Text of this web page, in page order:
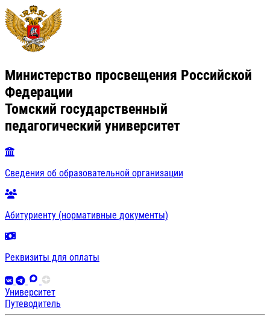
Министерство просвещения Российской
Федерации
Томский государственный
педагогический университет
Сведения об образовательной организации
Абитуриенту (нормативные документы)
Реквизиты для оплаты
Университет
Путеводитель